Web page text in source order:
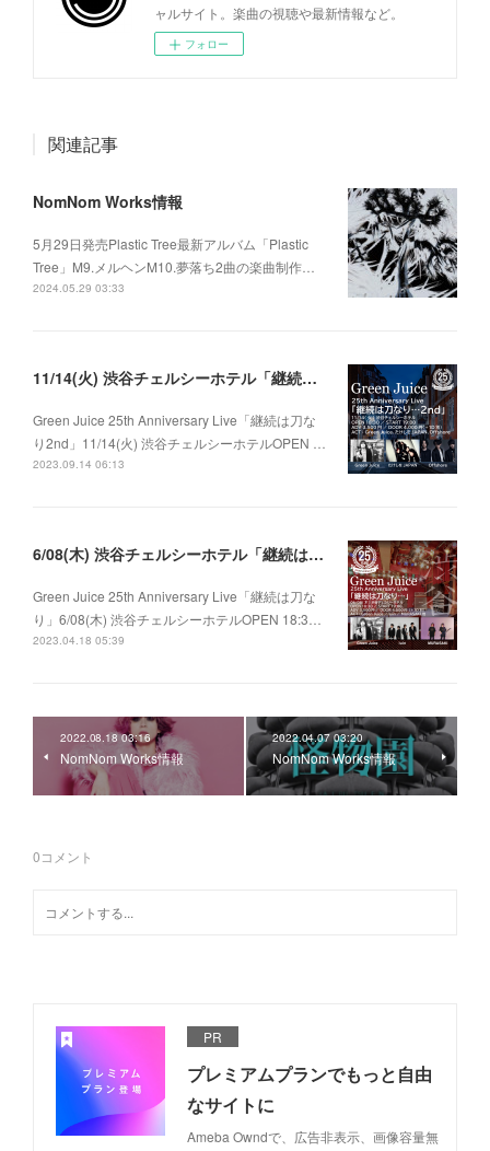
ャルサイト。楽曲の視聴や最新情報など。
フォロー
関連記事
NomNom Works情報
5月29日発売Plastic Tree最新アルバム「Plastic
Tree」M9.メルヘンM10.夢落ち2曲の楽曲制作…
2024.05.29 03:33
11/14(火) 渋谷チェルシーホテル「継続は刀なり…2nd」
Green Juice 25th Anniversary Live「継続は刀な
り2nd」11/14(火) 渋谷チェルシーホテルOPEN …
2023.09.14 06:13
6/08(木) 渋谷チェルシーホテル「継続は刀なり…」
Green Juice 25th Anniversary Live「継続は刀な
り」6/08(木) 渋谷チェルシーホテルOPEN 18:3…
2023.04.18 05:39
2022.08.18 03:16
NomNom Works情報
2022.04.07 03:20
NomNom Works情報
0コメント
PR
プレミアムプランでもっと自由
なサイトに
Ameba Owndで、広告非表示、画像容量無